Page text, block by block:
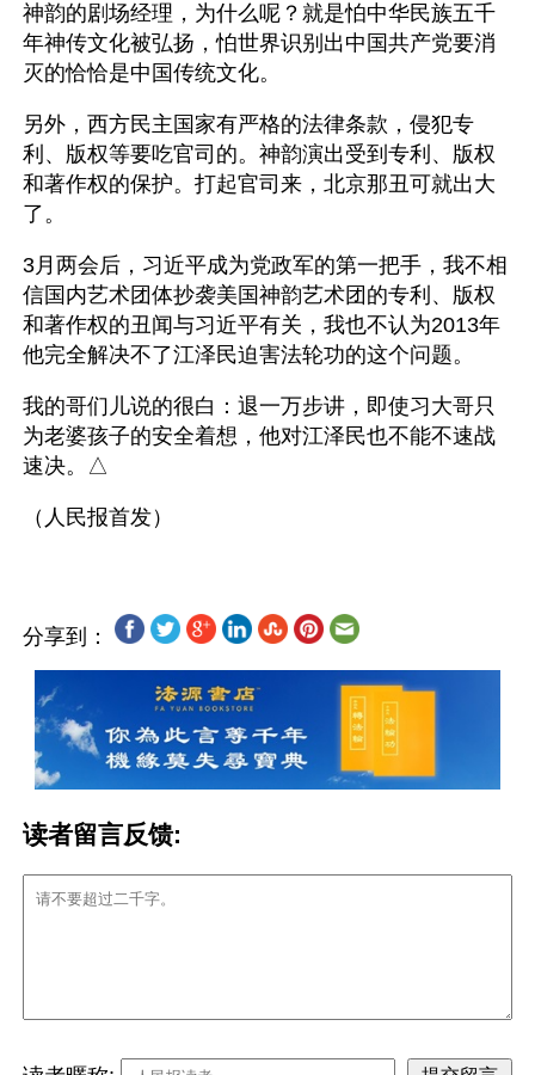
神韵的剧场经理，为什么呢？就是怕中华民族五千
年神传文化被弘扬，怕世界识别出中国共产党要消
灭的恰恰是中国传统文化。
另外，西方民主国家有严格的法律条款，侵犯专
利、版权等要吃官司的。神韵演出受到专利、版权
和著作权的保护。打起官司来，北京那丑可就出大
了。
3月两会后，习近平成为党政军的第一把手，我不相
信国内艺术团体抄袭美国神韵艺术团的专利、版权
和著作权的丑闻与习近平有关，我也不认为2013年
他完全解决不了江泽民迫害法轮功的这个问题。
我的哥们儿说的很白：退一万步讲，即使习大哥只
为老婆孩子的安全着想，他对江泽民也不能不速战
速决。△
分享到：
读者留言反馈: